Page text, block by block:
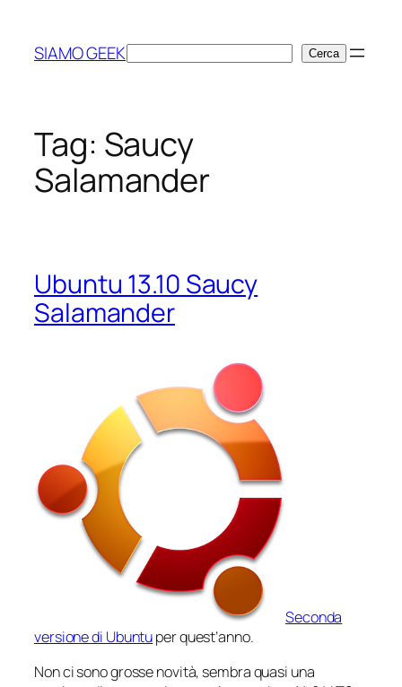
contenuto
SIAMO GEEKCerca Cerca
Tag: Saucy
Salamander
Ubuntu 13.10 Saucy
Salamander
Seconda
versione di Ubuntuper quest’anno.
Non ci sono grosse novità, sembra quasi una